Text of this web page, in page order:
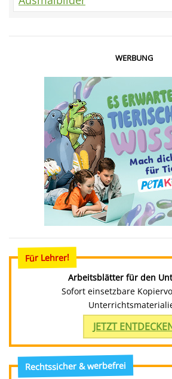
WERBUNG
Für Lehrer!
Arbeitsblätter für den
Sofort einsetzbare
JETZT
Rechtssicher & werbefrei